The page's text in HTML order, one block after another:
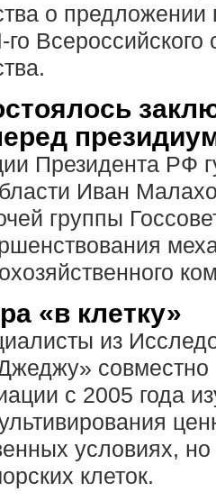
о
го
Президента РФ
Иван
группы
«в клетку»
из
с 2005 года
условиях,
клеток.